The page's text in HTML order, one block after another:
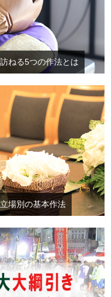
ねる5つの作法とは
場別の基本作法